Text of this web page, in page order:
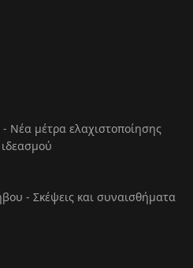
Νέα μέτρα ελαχιστοποίησης
- Σκέψεις και συναισθήματα